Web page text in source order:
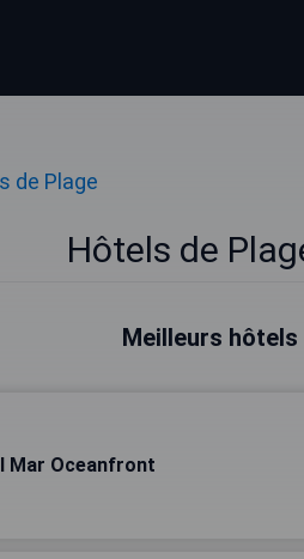
de Plage
Hôtels de
Meilleurs hôtels
Mar Oceanfront